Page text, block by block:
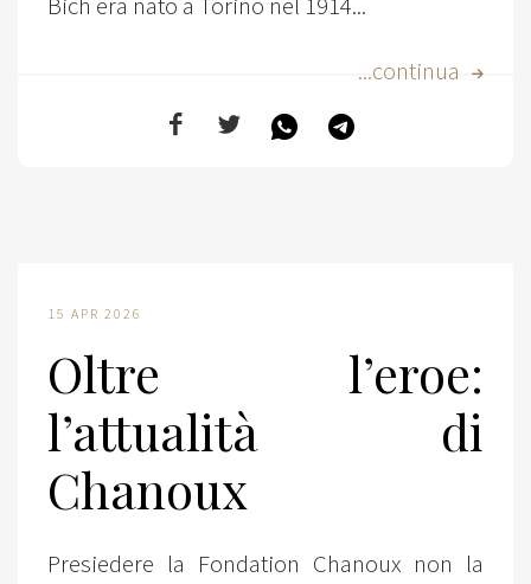
...continua
15 APR 2026
Oltre l’eroe:
l’attualità di
Chanoux
Presiedere la Fondation Chanoux non la